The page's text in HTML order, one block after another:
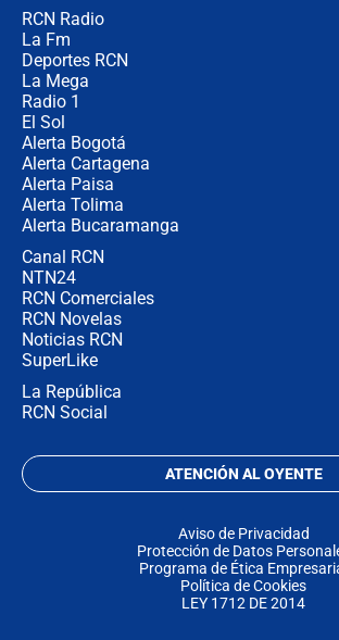
RCN Radio
La Fm
Deportes RCN
La Mega
Radio 1
El Sol
Alerta Bogotá
Alerta Cartagena
Alerta Paisa
Alerta Tolima
Alerta Bucaramanga
Canal RCN
NTN24
RCN Comerciales
RCN Novelas
Noticias RCN
SuperLike
La República
RCN Social
ATENCIÓN AL OYENTE
Aviso de Privacidad
Protección de Datos
Programa de Ética
Política de Cookies
LEY 1712 DE 2014